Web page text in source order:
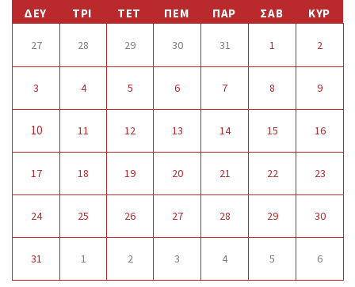
ΔΕΥ ΤΡΙ ΤΕΤ ΠΕΜ ΠΑΡ ΣΑΒ ΚΥΡ
27 28 29 30 31 1 2
3 4 5 6 7 8 9
10 11 12 13 14 15 16
17 18 19 20 21 22 23
24 25 26 27 28 29 30
31 1 2 3 4 5 6